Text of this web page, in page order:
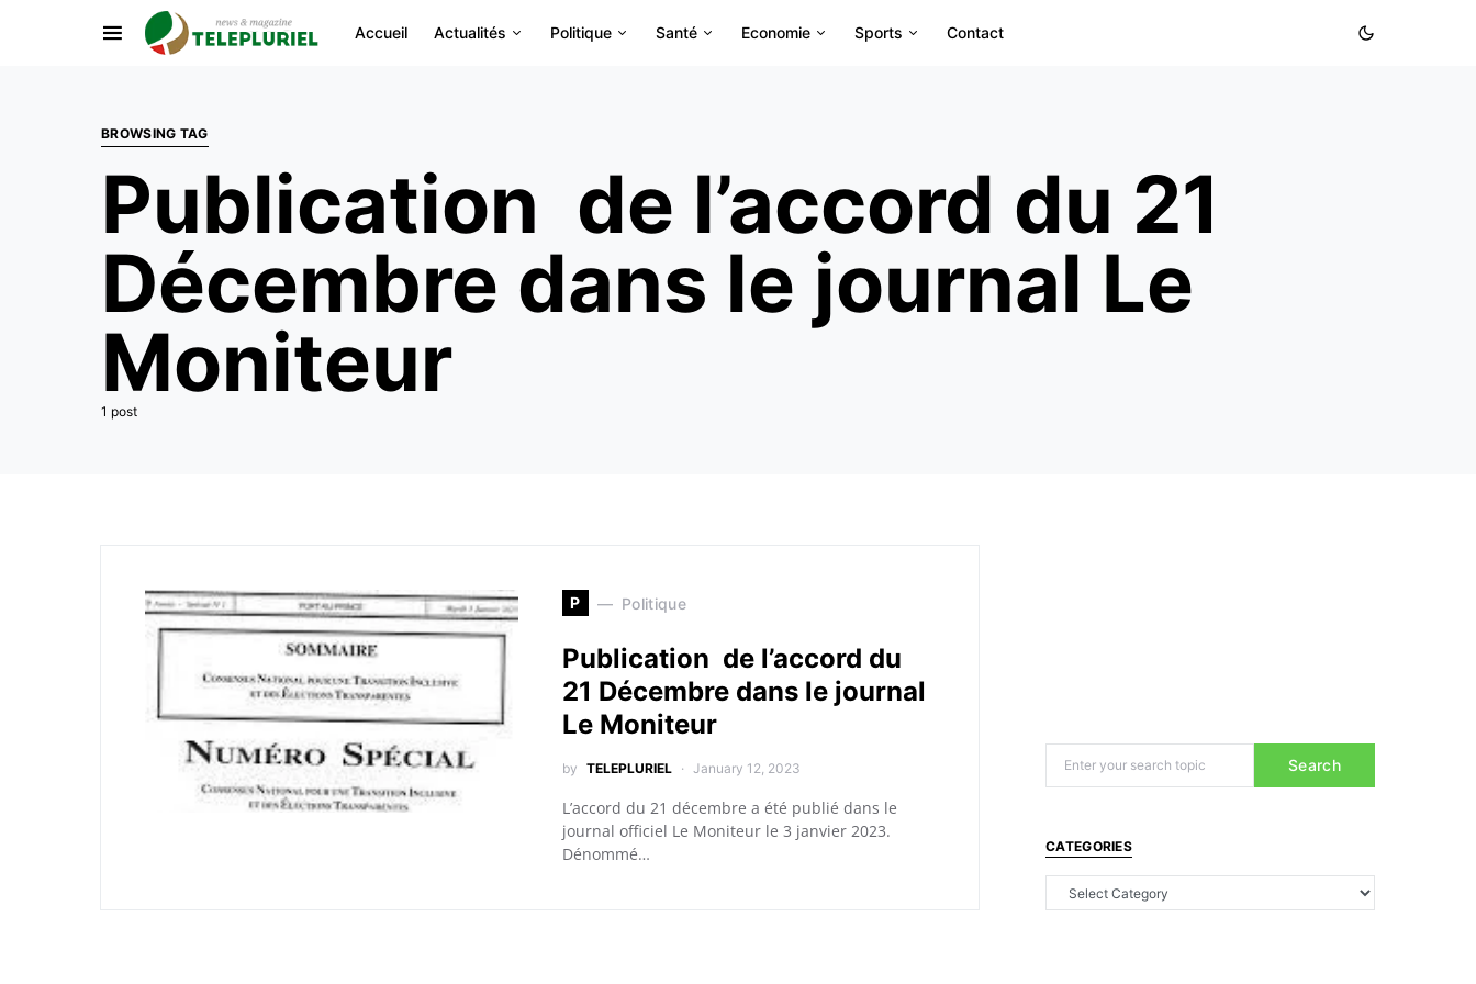
Accueil Actualités Politique Santé Economie Sports Contact
BROWSING TAG
Publication de l’accord du 21
Décembre dans le journal Le
Moniteur
1 post
P Politique
Publication de l’accord du
21 Décembre dans le journal
Le Moniteur
by TELEPLURIEL January 12, 2023
L’accord du 21 décembre a été publié dans le
journal officiel Le Moniteur le 3 janvier 2023.
Dénommé…
Search
CATEGORIES